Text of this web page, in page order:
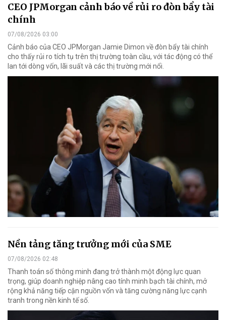
CEO JPMorgan cảnh báo về rủi ro đòn bẩy tài
chính
07/08/2026 03:00
Cảnh báo của CEO JPMorgan Jamie Dimon về đòn bẩy tài chính
cho thấy rủi ro tích tụ trên thị trường toàn cầu, với tác động có thể
lan tới dòng vốn, lãi suất và các thị trường mới nổi.
Nền tảng tăng trưởng mới của SME
07/08/2026 02:48
Thanh toán số thông minh đang trở thành một động lực quan
trọng, giúp doanh nghiệp nâng cao tính minh bạch tài chính, mở
rộng khả năng tiếp cận nguồn vốn và tăng cường năng lực cạnh
tranh trong nền kinh tế số.